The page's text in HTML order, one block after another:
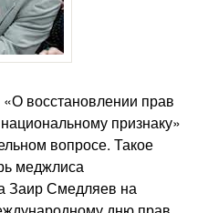
восстановлении прав
признаку»
вопросе. Такое
меджлиса
Заир Смедляев на